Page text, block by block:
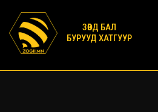
ЗӨВД БАЛ
БУРУУД ХАТГУУР